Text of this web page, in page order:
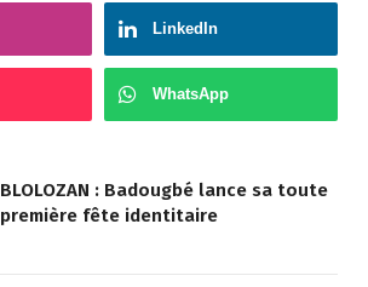
LinkedIn
WhatsApp
BLOLOZAN : Badougbé lance sa toute
première fête identitaire